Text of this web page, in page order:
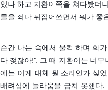
있나 하고 지환이쪽을 쳐다봤더
물을 죄다 뒤집어쓰면서 뭐가 좋
순간 나는 속에서 울컥 하며 화
다 젖잖아!". 그 때 지환이는 너
에는 이게 대체 뭔 소리인가 싶
배려심에 놀라움을 금치 못했다